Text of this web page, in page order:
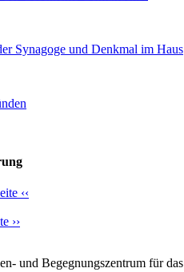
Synagoge und Denkmal im Haus
‹‹
››
und Begegnungszentrum für